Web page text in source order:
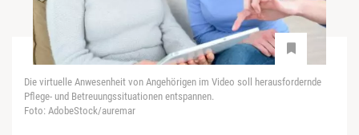
Die virtuelle Anwesenheit von Angehörigen im Video soll herausfordernde
Pflege- und Betreuungssituationen entspannen.
Foto: AdobeStock/auremar